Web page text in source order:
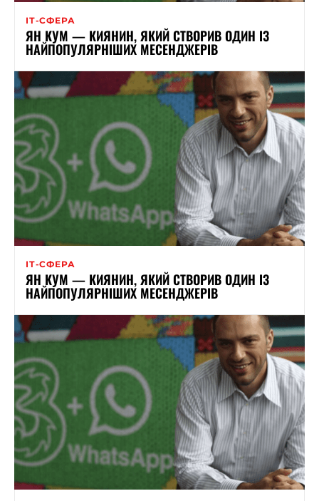
ІТ-СФЕРА
ЯН КУМ — КИЯНИН, ЯКИЙ СТВОРИВ ОДИН ІЗ
НАЙПОПУЛЯРНІШИХ МЕСЕНДЖЕРІВ
ІТ-СФЕРА
ЯН КУМ — КИЯНИН, ЯКИЙ СТВОРИВ ОДИН ІЗ
НАЙПОПУЛЯРНІШИХ МЕСЕНДЖЕРІВ